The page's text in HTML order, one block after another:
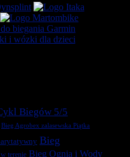
Biegów 5/5
Bieg Agrobex zalasewska Piątka
Bieg
terenie Bieg Ognia i Wody